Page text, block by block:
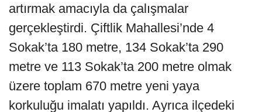
artırmak amacıyla da çalışmalar
gerçekleştirdi. Çiftlik Mahallesi’nde 4
Sokak’ta 180 metre, 134 Sokak’ta 290
metre ve 113 Sokak’ta 200 metre olmak
üzere toplam 670 metre yeni yaya
korkuluğu imalatı yapıldı. Ayrıca ilçedeki